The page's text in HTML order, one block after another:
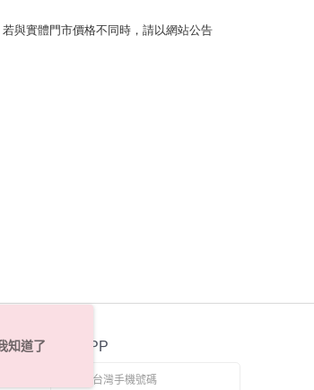
與實體門市價格不同時，請以網站公告
官方APP
知道了